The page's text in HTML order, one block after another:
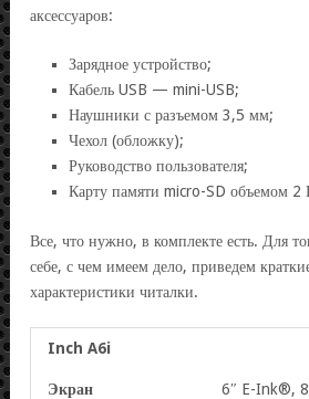
аксессуаров:
Зарядное устройство;
Кабель USB — mini-USB;
Наушники с разъемом 3,5 мм;
Чехол (обложку);
Руководство пользователя;
Карту памяти micro-SD объемом 2
Все, что нужно, в комплекте есть. Для
себе, с чем имеем дело, приведем
характеристики читалки.
Inch A6i
Экран
6″ E-Ink®,